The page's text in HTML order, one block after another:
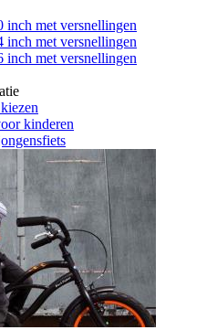
inch met versnellingen
inch met versnellingen
inch met versnellingen
kinderen